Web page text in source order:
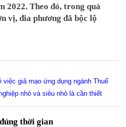
2022. Theo đó, trong quá
vị, đia phương đã bộc lộ
việc giả mạo ứng dụng ngành Thuế
nhỏ và siêu nhỏ là cần thiết
thời gian